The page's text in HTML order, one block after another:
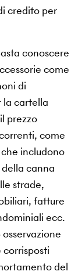
credito per
conoscere
come
di
la cartella
prezzo
come
che includono
canna
strade,
fatture
ecc.
del